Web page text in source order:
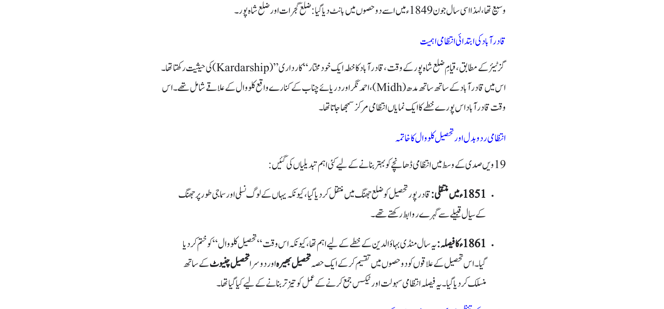
وسیع تھا، لہذا اسی سال جون 1849ء میں اسے دو حصوں میں بانٹ دیا گیا: ضلع گجرات اور ضلع شاہ پور۔
قادر آباد کی ابتدائی انتظامی اہمیت
گزٹیئر کے مطابق، قیامِ ضلع شاہ پور کے وقت، قادر آباد کا خطہ ایک خود مختار“کارداری” (Kardarship)
کی حیثیت رکھتا تھا۔
اس میں قادر آباد کے ساتھ ساتھ مدھ(Midh)
، احمد نگر اور دریائے چناب کے کنارے واقع کلووال کے علاقے شامل تھے۔ اس
وقت قادر آباد اس پورے خطے کا ایک نمایاں انتظامی مرکز سمجھا جاتا تھا۔
انتظامی ردوبدل اور تحصیل کلووال کا خاتمہ
19ویں صدی کے وسط میں انتظامی ڈھانچے کو بہتر بنانے کے لیے کئی اہم تبدیلیاں کی گئیں:
1851ء میں منتقلی:
قادر پور تحصیل کو ضلع جھنگ میں منتقل کر دیا گیا، کیونکہ یہاں کے لوگ نسلی اور سماجی طور پر جھنگ
کے سیال قبیلے سے گہرے روابط رکھتے تھے۔
1861ء کا فیصلہ:
یہ سال منڈی بہاؤالدین کے خطے کے لیے اہم تھا، کیونکہ اس وقت“تحصیل کلووال“کو ختم کر دیا
گیا۔ اس تحصیل کے علاقوں کو دو حصوں میں تقسیم کر کے ایک حصہتحصیل بھیرہاور دوسراتحصیل چنیوٹکے ساتھ
منسلک کر دیا گیا۔ یہ فیصلہ انتظامی سہولت اور ٹیکس جمع کرنے کے عمل کو تیز تر بنانے کے لیے کیا گیا تھا۔